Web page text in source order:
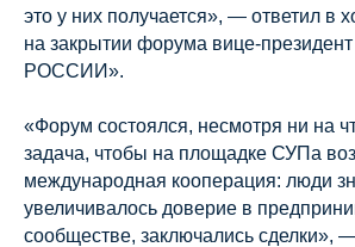
это у них получается», — ответил в
на закрытии форума вице-
РОССИИ».
«Форум состоялся, несмотря ни на
задача, чтобы на площадке СУПа
международная кооперация: люди
увеличивалось доверие в
сообществе, заключались сделки»,